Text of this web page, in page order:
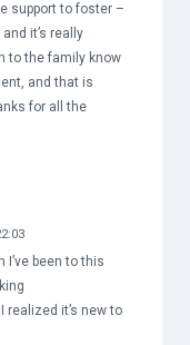
support to foster –
it’s really
to the family know
and that is
for all the
I’ve been to this
realized it’s new to